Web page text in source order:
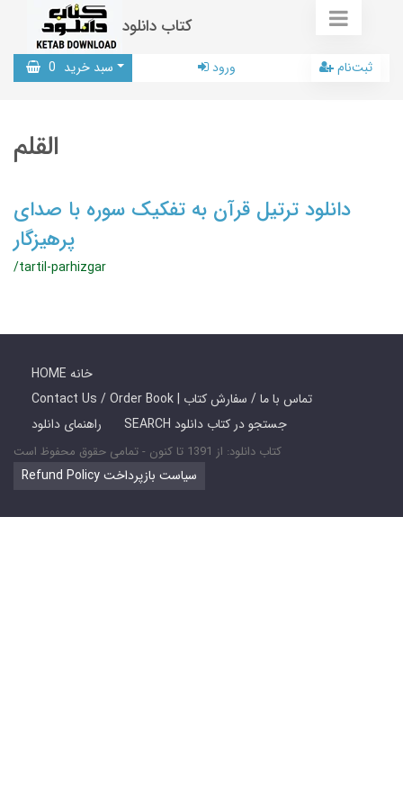
کتاب دانلود
سبد خرید 0 ورود ثبت‌نام
القلم
دانلود ترتیل قرآن به تفکیک سوره با صدای
پرهیزگار
/tartil-parhizgar
HOME خانه
Contact Us / Order Book | تماس با ما / سفارش کتاب
راهنمای دانلود
SEARCH جستجو در کتاب دانلود
کتاب دانلود: از 1391 تا کنون - تمامی حقوق محفوظ است
Refund Policy سیاست بازپرداخت